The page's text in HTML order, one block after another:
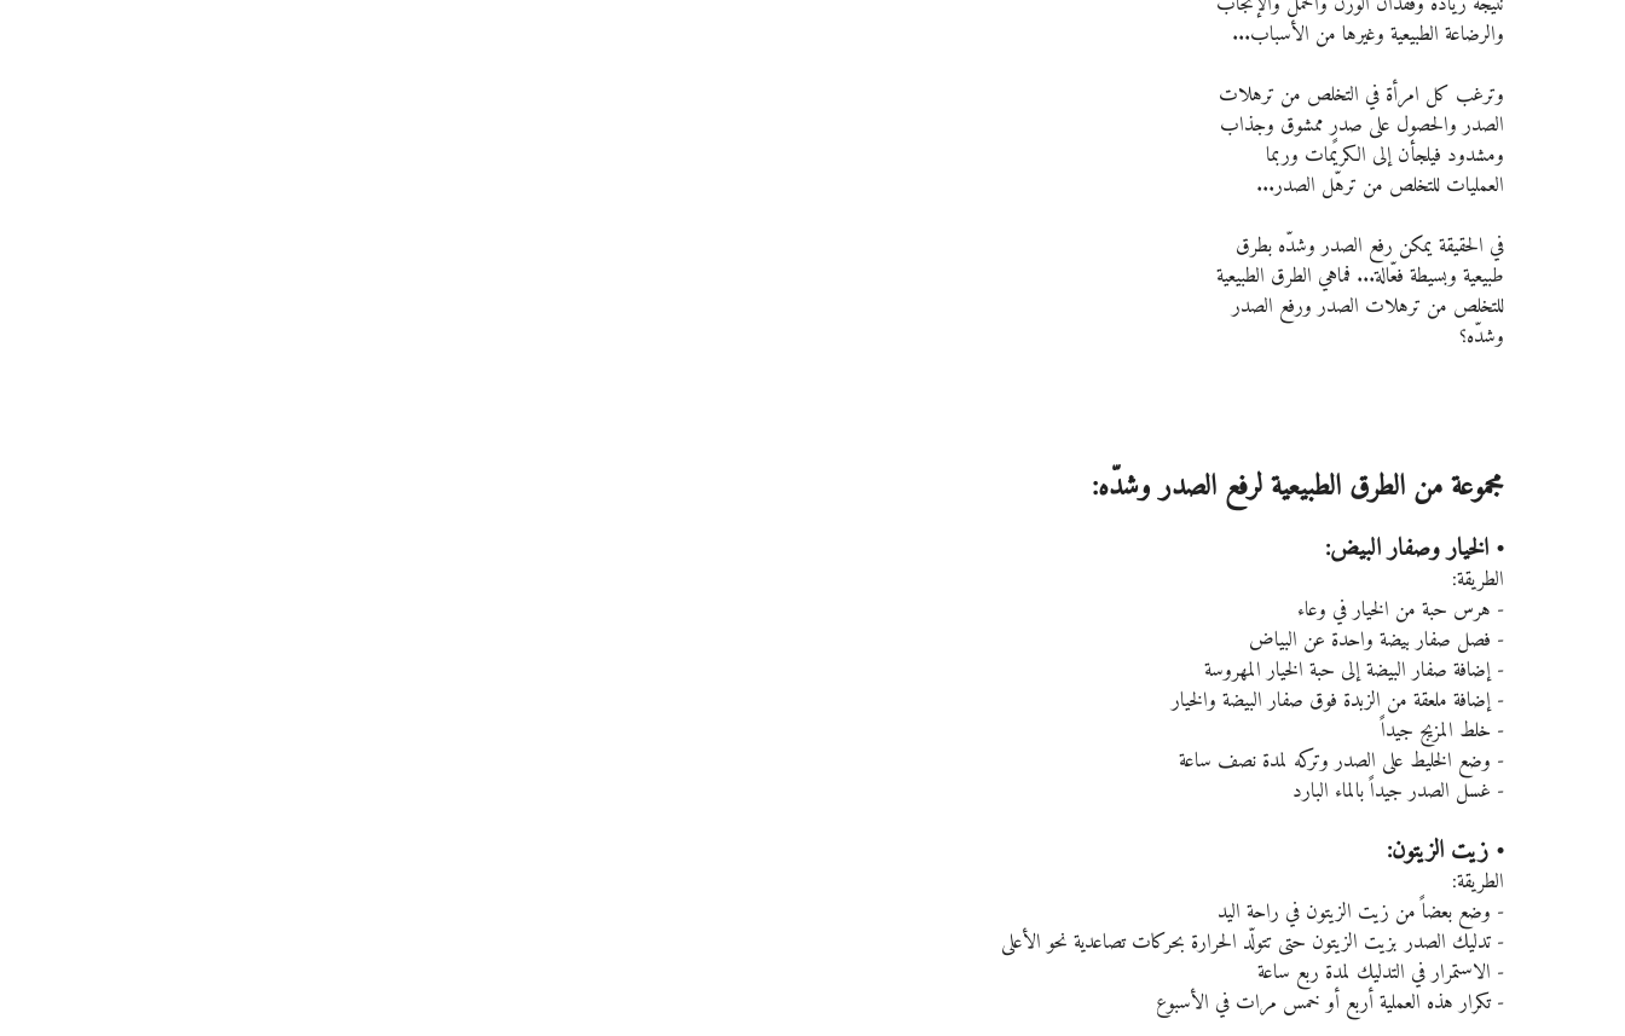
والرضاعة الطبيعية وغيرها من الأسباب...
وترغب كل امرأة في التخلص من ترهلات
الصدر والحصول على صدرٍ ممشوق وجذاب
ومشدود فيلجأن إلى الكريمات وربما
العمليات للتخلص من ترهّل الصدر...
في الحقيقة يمكن رفع الصدر وشدّه بطرق
طبيعية وبسيطة فعّالة... فماهي الطرق الطبيعية
للتخلص من ترهلات الصدر ورفع الصدر
وشدّه؟
مجموعة من الطرق الطبيعية لرفع الصدر وشدّه:
• الخيار وصفار البيض:
الطريقة:
- هرس حبة من الخيار في وعاء
- فصل صفار بيضة واحدة عن البياض
- إضافة صفار البيضة إلى حبة الخيار المهروسة
- إضافة ملعقة من الزبدة فوق صفار البيضة والخيار
- خلط المزيج جيداً
- وضع الخليط على الصدر وتركه لمدة نصف ساعة
- غسل الصدر جيداً بالماء البارد
• زيت الزيتون:
الطريقة:
- وضع بعضاً من زيت الزيتون في راحة اليد
- تدليك الصدر بزيت الزيتون حتى تتولّد الحرارة بحركات تصاعدية نحو الأعلى
- الاستمرار في التدليك لمدة ربع ساعة
- تكرار هذه العملية أربع أو خمس مرات في الأسبوع